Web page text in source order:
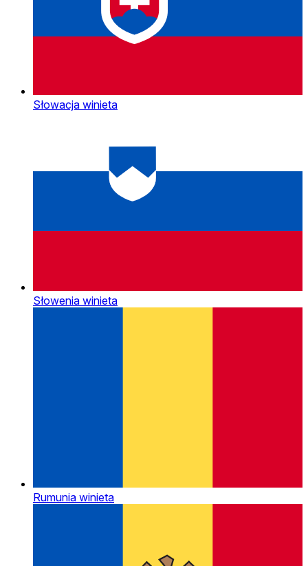
Słowacja winieta
Słowenia winieta
Rumunia winieta